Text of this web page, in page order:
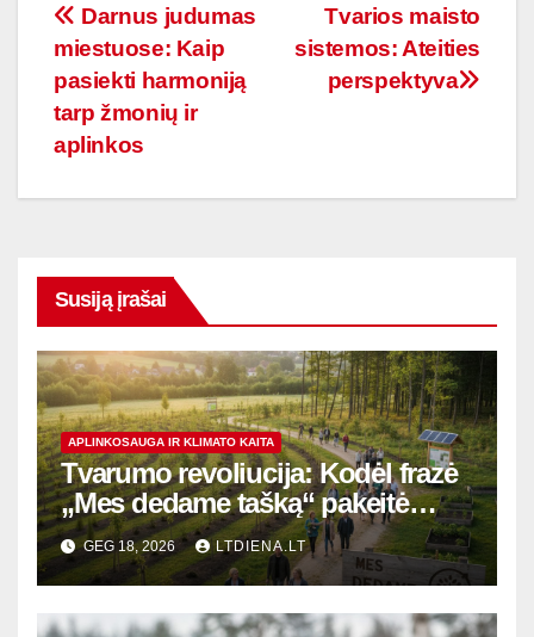
Navigacija
tarp
įrašų
Tvarios maisto
sistemos: Ateities
perspektyva
Darnus judumas
miestuose: Kaip
pasiekti harmoniją
tarp žmonių ir
aplinkos
Susiją įrašai
APLINKOSAUGA IR KLIMATO KAITA
Tvarumo revoliucija: Kodėl frazė
„Mes dedame tašką“ pakeitė
Lietuvos miškus ir gyventojų
sąmonę
GEG 18, 2026 LTDIENA.LT